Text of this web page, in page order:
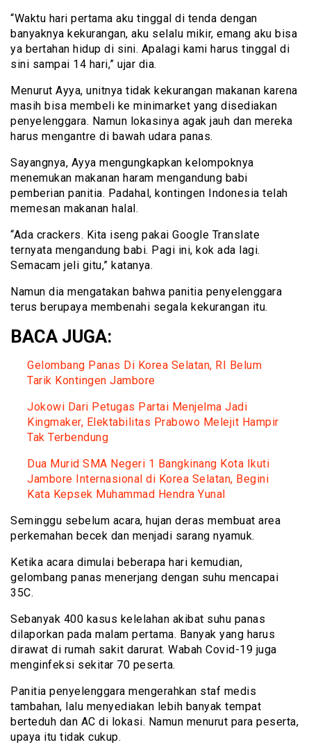
“Waktu hari pertama aku tinggal di tenda dengan
banyaknya kekurangan, aku selalu mikir, emang aku bisa
ya bertahan hidup di sini. Apalagi kami harus tinggal di
sini sampai 14 hari,” ujar dia.
Menurut Ayya, unitnya tidak kekurangan makanan karena
masih bisa membeli ke minimarket yang disediakan
penyelenggara. Namun lokasinya agak jauh dan mereka
harus mengantre di bawah udara panas.
Sayangnya, Ayya mengungkapkan kelompoknya
menemukan makanan haram mengandung babi
pemberian panitia. Padahal, kontingen Indonesia telah
memesan makanan halal.
“Ada crackers. Kita iseng pakai Google Translate
ternyata mengandung babi. Pagi ini, kok ada lagi.
Semacam jeli gitu,” katanya.
Namun dia mengatakan bahwa panitia penyelenggara
terus berupaya membenahi segala kekurangan itu.
BACA JUGA:
Gelombang Panas Di Korea Selatan, RI Belum
Tarik Kontingen Jambore
Jokowi Dari Petugas Partai Menjelma Jadi
Kingmaker, Elektabilitas Prabowo Melejit Hampir
Tak Terbendung
Dua Murid SMA Negeri 1 Bangkinang Kota Ikuti
Jambore Internasional di Korea Selatan, Begini
Kata Kepsek Muhammad Hendra Yunal
Seminggu sebelum acara, hujan deras membuat area
perkemahan becek dan menjadi sarang nyamuk.
Ketika acara dimulai beberapa hari kemudian,
gelombang panas menerjang dengan suhu mencapai
35C.
Sebanyak 400 kasus kelelahan akibat suhu panas
dilaporkan pada malam pertama. Banyak yang harus
dirawat di rumah sakit darurat. Wabah Covid-19 juga
menginfeksi sekitar 70 peserta.
Panitia penyelenggara mengerahkan staf medis
tambahan, lalu menyediakan lebih banyak tempat
berteduh dan AC di lokasi. Namun menurut para peserta,
upaya itu tidak cukup.